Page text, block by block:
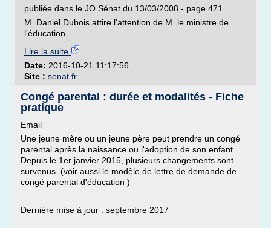
publiée dans le JO Sénat du 13/03/2008 - page 471
M. Daniel Dubois attire l'attention de M. le ministre de
l'éducation...
Lire la suite
Date: 2016-10-21 11:17:56
Site : senat.fr
Congé parental : durée et modalités - Fiche
pratique
Email
Une jeune mère ou un jeune père peut prendre un congé
parental après la naissance ou l'adoption de son enfant.
Depuis le 1er janvier 2015, plusieurs changements sont
survenus. (voir aussi le modèle de lettre de demande de
congé parental d'éducation )
Dernière mise à jour : septembre 2017